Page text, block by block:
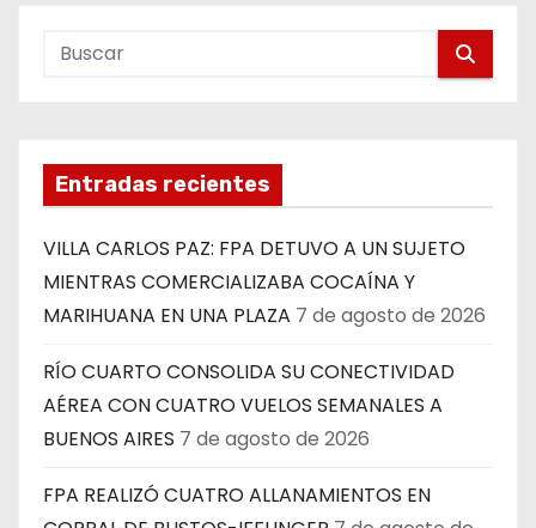
Entradas recientes
VILLA CARLOS PAZ: FPA DETUVO A UN SUJETO
MIENTRAS COMERCIALIZABA COCAÍNA Y
MARIHUANA EN UNA PLAZA 7 de agosto de 2026
RÍO CUARTO CONSOLIDA SU CONECTIVIDAD
AÉREA CON CUATRO VUELOS SEMANALES A
BUENOS AIRES 7 de agosto de 2026
FPA REALIZÓ CUATRO ALLANAMIENTOS EN